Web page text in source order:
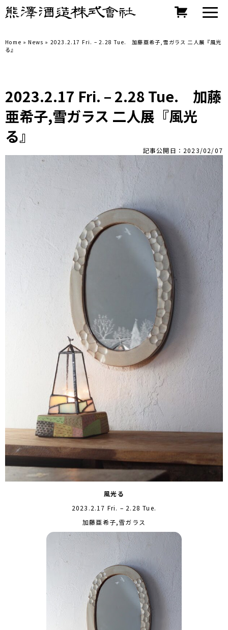
Home » News » 2023.2.17 Fri. – 2.28 Tue. 加藤亜希子,雪ガラス 二人展『風光
る』
2023.2.17 Fri. – 2.28 Tue. 加藤
亜希子,雪ガラス 二人展『風光
る』
記事公開日：2023/02/07
風光る
2023.2.17 Fri. – 2.28 Tue.
加藤亜希子,雪ガラス